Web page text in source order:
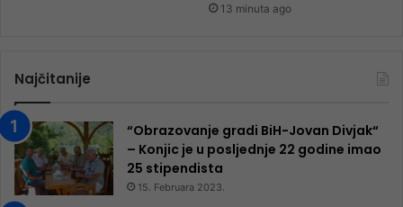
13 minuta ago
Najčitanije
“Obrazovanje gradi BiH-Jovan Divjak“
– Konjic je u posljednje 22 godine imao
25 ​​stipendista
15. Februara 2023.